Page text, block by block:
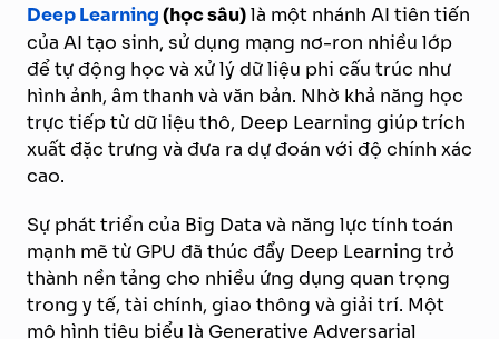
Deep Learning(học sâu)là một nhánh AI tiên tiến
của AI tạo sinh, sử dụng mạng nơ-ron nhiều lớp
để tự động học và xử lý dữ liệu phi cấu trúc như
hình ảnh, âm thanh và văn bản. Nhờ khả năng học
trực tiếp từ dữ liệu thô, Deep Learning giúp trích
xuất đặc trưng và đưa ra dự đoán với độ chính xác
cao.
Sự phát triển của Big Data và năng lực tính toán
mạnh mẽ từ GPU đã thúc đẩy Deep Learning trở
thành nền tảng cho nhiều ứng dụng quan trọng
trong y tế, tài chính, giao thông và giải trí. Một
mô hình tiêu biểu là Generative Adversarial